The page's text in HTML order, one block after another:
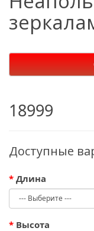
18999
Доступные
Длина
Высота